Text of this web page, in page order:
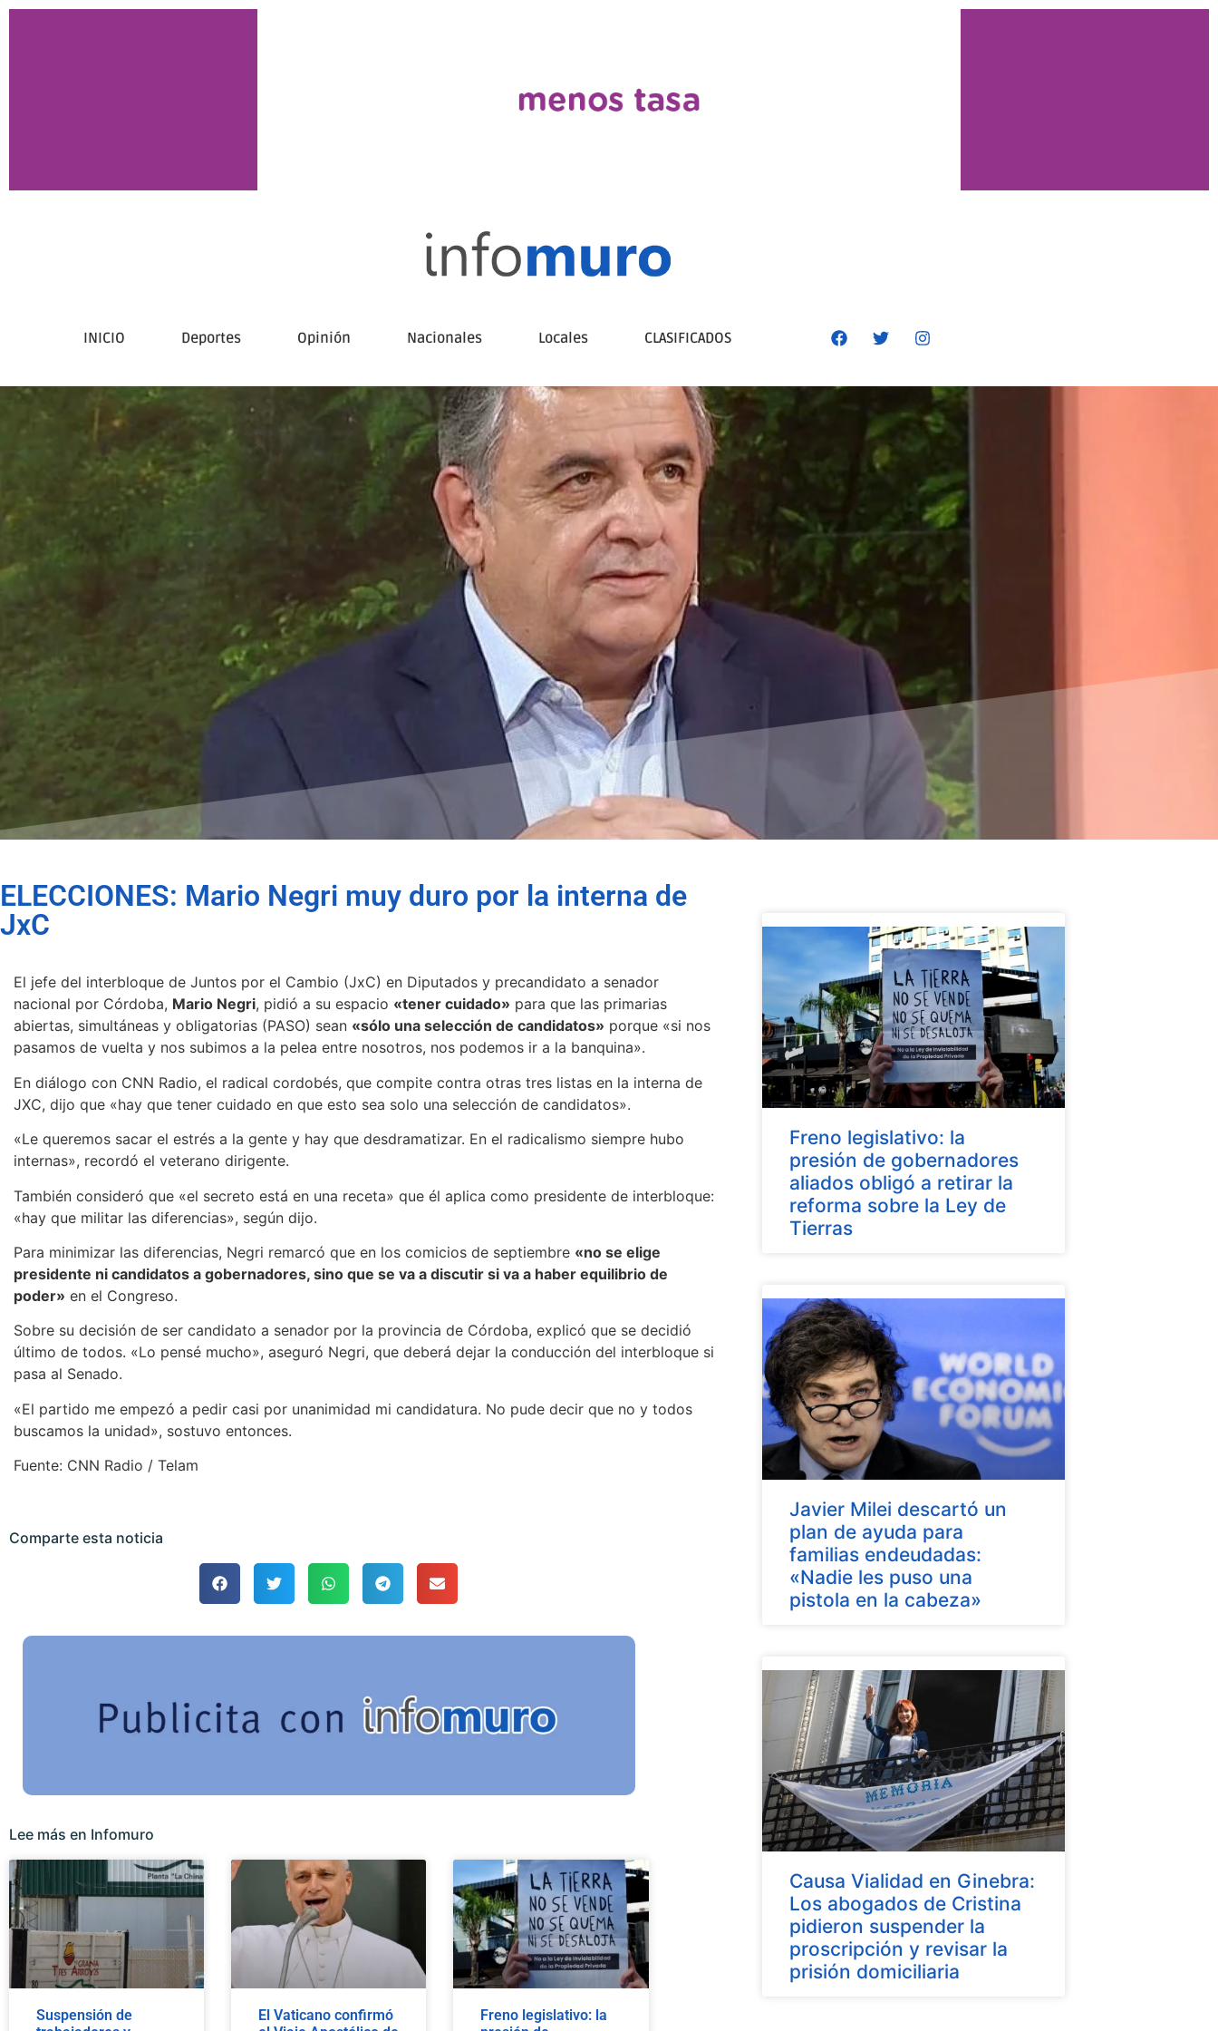
INICIO Deportes Opinión Nacionales Locales CLASIFICADOS
ELECCIONES: Mario Negri muy duro por la interna de
JxC
El jefe del interbloque de Juntos por el Cambio (JxC) en Diputados y precandidato a senador
nacional por Córdoba, Mario Negri, pidió a su espacio «tener cuidado» para que las primarias
abiertas, simultáneas y obligatorias (PASO) sean «sólo una selección de candidatos» porque «si nos
pasamos de vuelta y nos subimos a la pelea entre nosotros, nos podemos ir a la banquina».
En diálogo con CNN Radio, el radical cordobés, que compite contra otras tres listas en la interna de
JXC, dijo que «hay que tener cuidado en que esto sea solo una selección de candidatos».
«Le queremos sacar el estrés a la gente y hay que desdramatizar. En el radicalismo siempre hubo
internas», recordó el veterano dirigente.
También consideró que «el secreto está en una receta» que él aplica como presidente de interbloque:
«hay que militar las diferencias», según dijo.
Para minimizar las diferencias, Negri remarcó que en los comicios de septiembre «no se elige
presidente ni candidatos a gobernadores, sino que se va a discutir si va a haber equilibrio de
poder» en el Congreso.
Sobre su decisión de ser candidato a senador por la provincia de Córdoba, explicó que se decidió
último de todos. «Lo pensé mucho», aseguró Negri, que deberá dejar la conducción del interbloque si
pasa al Senado.
«El partido me empezó a pedir casi por unanimidad mi candidatura. No pude decir que no y todos
buscamos la unidad», sostuvo entonces.
Fuente: CNN Radio / Telam
Comparte esta noticia
Lee más en Infomuro
Suspensión de
El Vaticano confirmó
Freno legislativo: la
Freno legislativo: la
presión de gobernadores
aliados obligó a retirar la
reforma sobre la Ley de
Tierras
Javier Milei descartó un
plan de ayuda para
familias endeudadas:
«Nadie les puso una
pistola en la cabeza»
Causa Vialidad en Ginebra:
Los abogados de Cristina
pidieron suspender la
proscripción y revisar la
prisión domiciliaria